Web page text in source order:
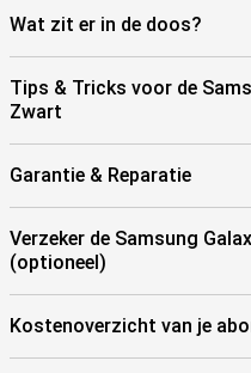
Wat zit er in de doos?
Tips & Tricks voor de
Zwart
Garantie & Reparatie
Verzeker de Samsung
(optioneel)
Kostenoverzicht van je